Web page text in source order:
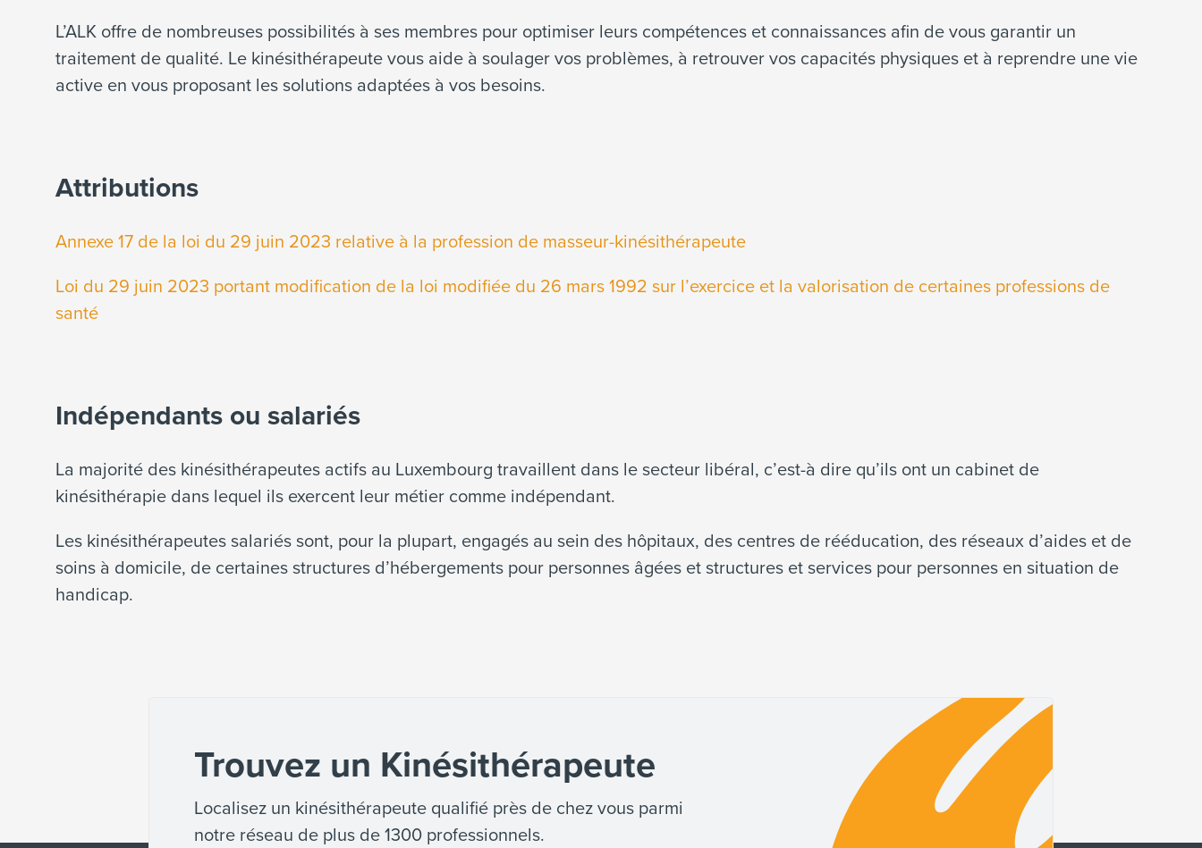
L’ALK offre de nombreuses possibilités à ses membres pour optimiser leurs compétences et connaissances afin de vous garantir un
traitement de qualité. Le kinésithérapeute vous aide à soulager vos problèmes, à retrouver vos capacités physiques et à reprendre une vie
active en vous proposant les solutions adaptées à vos besoins.
Attributions
Annexe 17 de la loi du 29 juin 2023 relative à la profession de masseur-kinésithérapeute
Loi du 29 juin 2023 portant modification de la loi modifiée du 26 mars 1992 sur l’exercice et la valorisation de certaines professions de
santé
Indépendants ou salariés
La majorité des kinésithérapeutes actifs au Luxembourg travaillent dans le secteur libéral, c’est-à dire qu’ils ont un cabinet de
kinésithérapie dans lequel ils exercent leur métier comme indépendant.
Les kinésithérapeutes salariés sont, pour la plupart, engagés au sein des hôpitaux, des centres de rééducation, des réseaux d’aides et de
soins à domicile, de certaines structures d’hébergements pour personnes âgées et structures et services pour personnes en situation de
handicap.
Trouvez un Kinésithérapeute
Localisez un kinésithérapeute qualifié près de chez vous parmi
notre réseau de plus de 1300 professionnels.